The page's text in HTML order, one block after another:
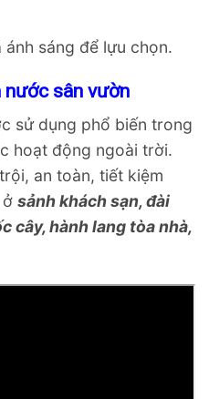
sáng để lựu chọn.
nước sân vườn
sử dụng phổ biến trong
hoạt động ngoài trời.
an toàn, tiết kiệm
ở sảnh khách sạn, đài
cây, hành lang tòa nhà,